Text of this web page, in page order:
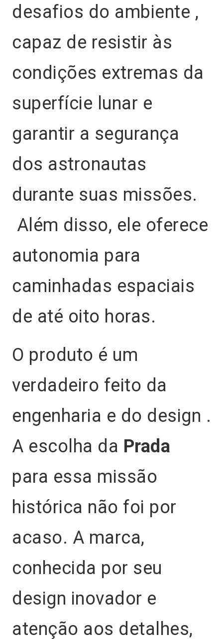
desafios do ambiente ,
capaz de resistir às
condições extremas da
superfície lunar e
garantir a segurança
dos astronautas
durante suas missões.
Além disso, ele oferece
autonomia para
caminhadas espaciais
de até oito horas.
O produto é um
verdadeiro feito da
engenharia e do design .
A escolha da Prada
para essa missão
histórica não foi por
acaso. A marca,
conhecida por seu
design inovador e
atenção aos detalhes,